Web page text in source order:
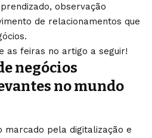
observação
de relacionamentos que
as feiras no artigo a seguir!
negócios
no mundo
marcado pela digitalização e